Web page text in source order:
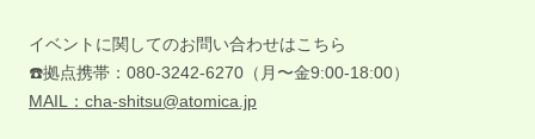
イベントに関してのお問い合わせはこちら
☎️拠点携帯：080-3242-6270（月〜金9:00-18:00）
MAIL：cha-shitsu@atomica.jp